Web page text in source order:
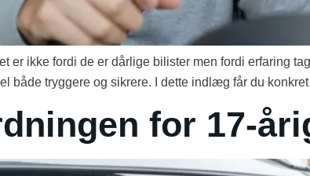
ikke fordi de er dårlige bilister men fordi erfaring
både tryggere og sikrere. I dette indlæg får du
for 17-